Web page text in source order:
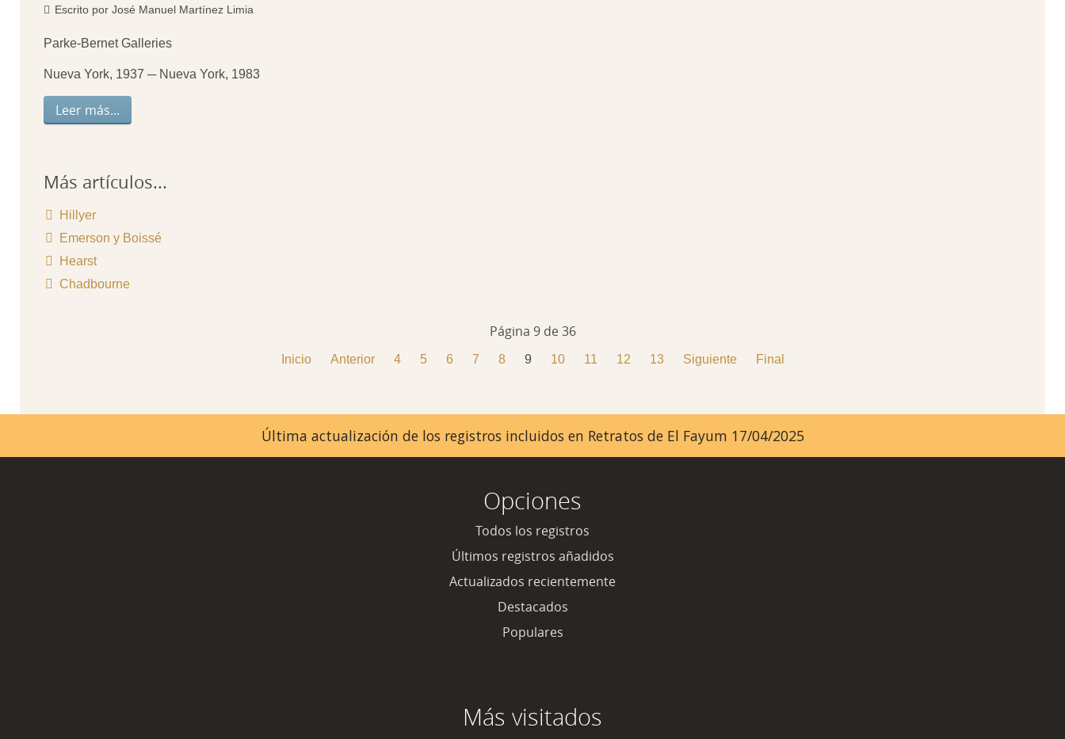
Escrito por José Manuel Martínez Limia
Parke-Bernet Galleries
Nueva York, 1937 ─ Nueva York, 1983
Leer más...
Más artículos...
Hillyer
Emerson y Boissé
Hearst
Chadbourne
Página 9 de 36
Inicio Anterior 4 5 6 7 8 9 10 11 12 13 Siguiente Final
Última actualización de los registros incluidos en Retratos de El Fayum 17/04/2025
Opciones
Todos los registros
Últimos registros añadidos
Actualizados recientemente
Destacados
Populares
Más visitados